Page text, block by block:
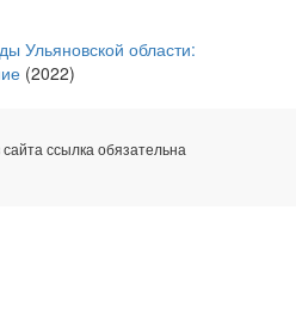
Ульяновской области:
(2022)
ссылка обязательна